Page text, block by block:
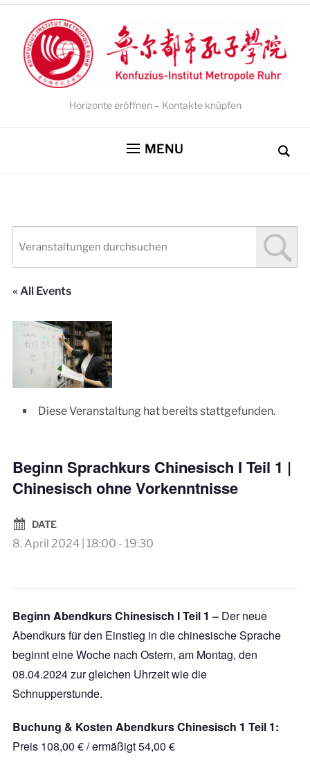
Horizonte eröffnen – Kontakte knüpfen
MENU
« All Events
Diese Veranstaltung hat bereits stattgefunden.
Beginn Sprachkurs Chinesisch I Teil 1 |
Chinesisch ohne Vorkenntnisse
DATE
8. April 2024 | 18:00 - 19:30
Beginn Abendkurs Chinesisch I Teil 1 – Der neue
Abendkurs für den Einstieg in die chinesische Sprache
beginnt eine Woche nach Ostern, am Montag, den
08.04.2024 zur gleichen Uhrzeit wie die
Schnupperstunde.
Buchung & Kosten Abendkurs Chinesisch 1 Teil 1:
Preis 108,00 € / ermäßigt 54,00 €